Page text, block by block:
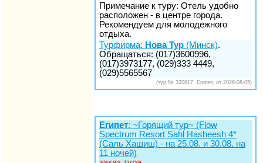
Примечание к туру: Отель удобно
расположен - в центре города.
Рекомендуем для молодежного
отдыха.
Турфирма: Нова Тур (Минск).
Обращаться: (017)3600996,
(017)3973177, (029)333 4449,
(029)5565567
(тур № 320817, Египет, от 2026-08-05)
Египет: ~Горящий тур~ (Flow
Spectrum Resort Sahl Hasheesh 4*
(Саль Хашиш) - на 25.08. и 30.08. на
11 ночей)